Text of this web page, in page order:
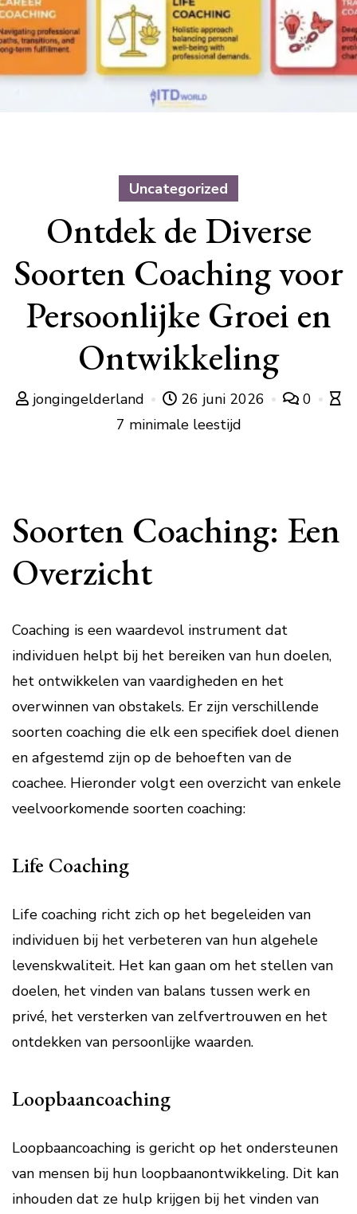
Uncategorized
Ontdek de Diverse
Soorten Coaching voor
Persoonlijke Groei en
Ontwikkeling
jongingelderland 26 juni 2026
0
7 minimale leestijd
Soorten Coaching: Een
Overzicht
Coaching is een waardevol instrument dat
individuen helpt bij het bereiken van hun doelen,
het ontwikkelen van vaardigheden en het
overwinnen van obstakels. Er zijn verschillende
soorten coaching die elk een specifiek doel dienen
en afgestemd zijn op de behoeften van de
coachee. Hieronder volgt een overzicht van enkele
veelvoorkomende soorten coaching:
Life Coaching
Life coaching richt zich op het begeleiden van
individuen bij het verbeteren van hun algehele
levenskwaliteit. Het kan gaan om het stellen van
doelen, het vinden van balans tussen werk en
privé, het versterken van zelfvertrouwen en het
ontdekken van persoonlijke waarden.
Loopbaancoaching
Loopbaancoaching is gericht op het ondersteunen
van mensen bij hun loopbaanontwikkeling. Dit kan
inhouden dat ze hulp krijgen bij het vinden van